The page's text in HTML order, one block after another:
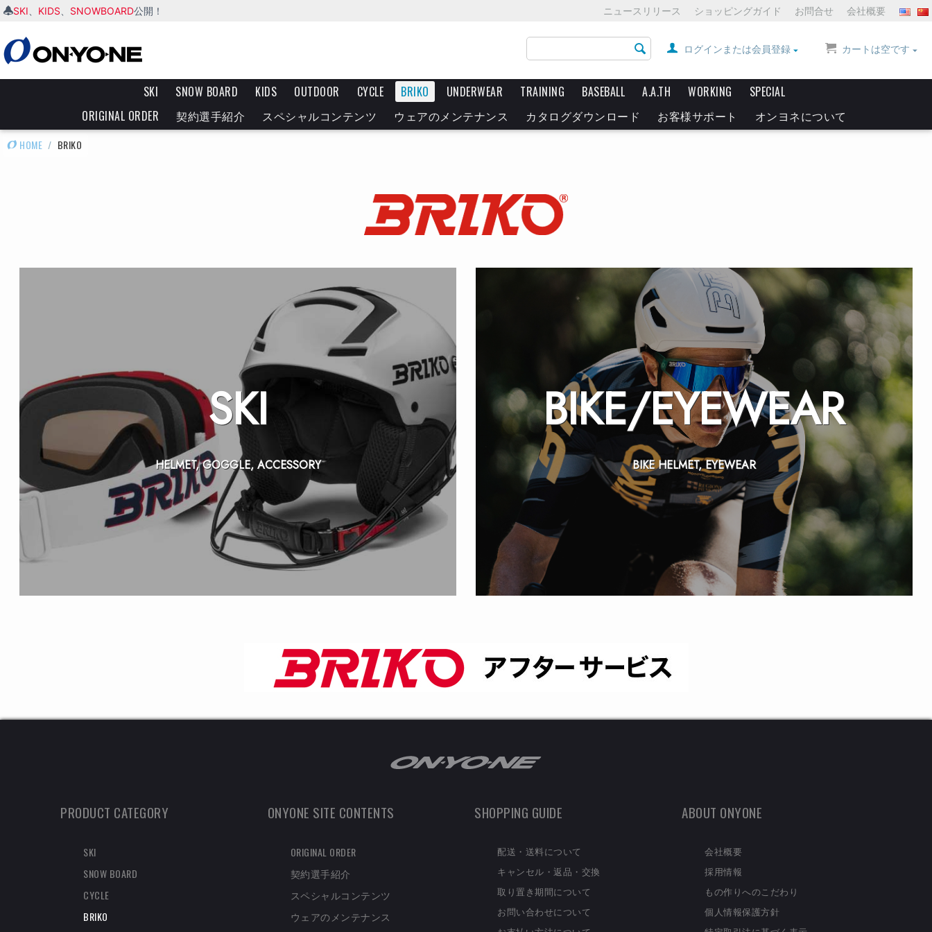
SKI KIDS SNOWBOARD公開！ ニュースリリース ショッピングガイド お問合せ 会社概要
カートは空です
ログインまたは会員登録
SKI SNOW BOARD KIDS OUTDOOR CYCLE BRIKO UNDERWEAR TRAINING BASEBALL A.A.TH WORKING
SPECIAL
ORIGINAL ORDER
契約選手紹介 スペシャルコンテンツ ウェアのメンテナンス カタログダウンロード お客様サポート オンヨネについて
HOME / BRIKO
SKI
HELMET, GOGGLE, ACCESSORY
BIKE/EYEWEAR
BIKE HELMET, EYEWEAR
PRODUCT CATEGORY
SKI
SNOW BOARD
CYCLE
BRIKO
ONYONE SITE CONTENTS
ORIGINAL ORDER
契約選手紹介
スペシャルコンテンツ
ウェアのメンテナンス
SHOPPING GUIDE
配送・送料について
キャンセル・返品・交換
取り置き期間について
お問い合わせについて
ABOUT ONYONE
会社概要
採用情報
もの作りへのこだわり
個人情報保護方針